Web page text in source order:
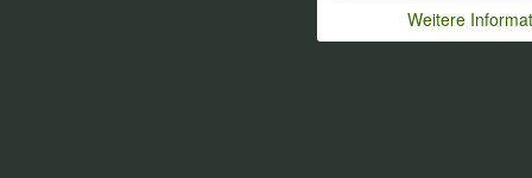
Weitere